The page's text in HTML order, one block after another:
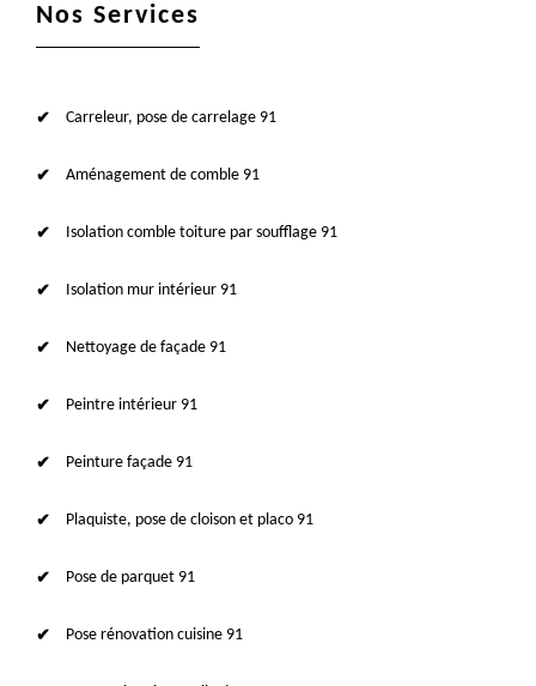
Nos Services
Carreleur, pose de carrelage 91
Aménagement de comble 91
Isolation comble toiture par soufflage 91
Isolation mur intérieur 91
Nettoyage de façade 91
Peintre intérieur 91
Peinture façade 91
Plaquiste, pose de cloison et placo 91
Pose de parquet 91
Pose rénovation cuisine 91